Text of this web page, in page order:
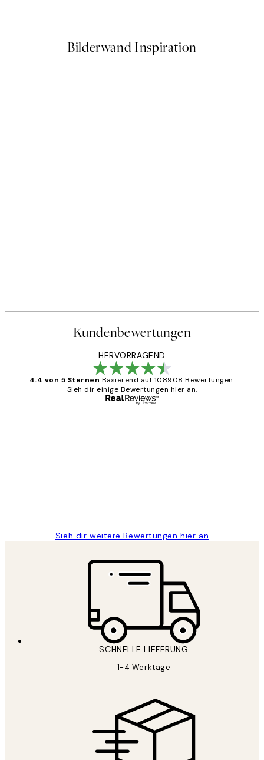
Bilderwand Inspiration
Kundenbewertungen
HERVORRAGEND
4.4 von 5 Sternen Basierend auf 108908 Bewertungen.
Sieh dir einige Bewertungen hier an.
Sieh dir weitere Bewertungen hier an
SCHNELLE LIEFERUNG
1-4 Werktage